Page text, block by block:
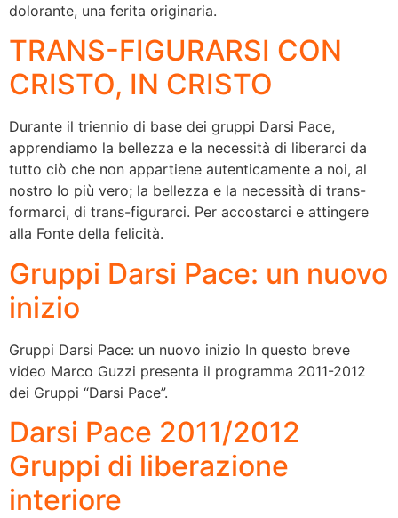
dolorante, una ferita originaria.
TRANS-FIGURARSI CON
CRISTO, IN CRISTO
Durante il triennio di base dei gruppi Darsi Pace,
apprendiamo la bellezza e la necessità di liberarci da
tutto ciò che non appartiene autenticamente a noi, al
nostro Io più vero; la bellezza e la necessità di trans-
formarci, di trans-figurarci. Per accostarci e attingere
alla Fonte della felicità.
Gruppi Darsi Pace: un nuovo
inizio
Gruppi Darsi Pace: un nuovo inizio In questo breve
video Marco Guzzi presenta il programma 2011-2012
dei Gruppi “Darsi Pace”.
Darsi Pace 2011/2012
Gruppi di liberazione
interiore